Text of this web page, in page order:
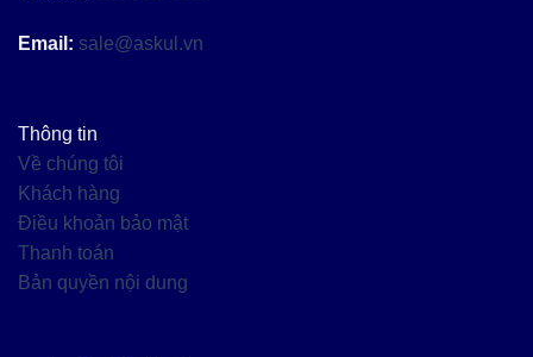
Email: sale@askul.vn
Thông tin
Về chúng tôi
Khách hàng
Điều khoản bảo mật
Thanh toán
Bản quyền nội dung